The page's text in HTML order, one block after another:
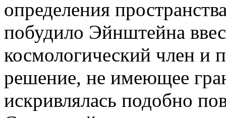
определения
побудило Эйнштейна
космологический член и
решение, не имеющее
искривлялась подобно